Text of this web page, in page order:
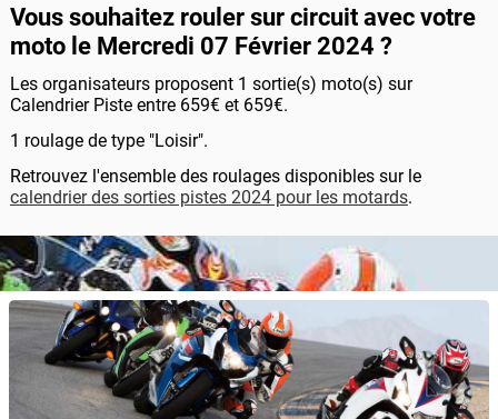
Vous souhaitez rouler sur circuit avec votre
moto le Mercredi 07 Février 2024 ?
Les organisateurs proposent 1 sortie(s) moto(s) sur
Calendrier Piste entre 659€ et 659€.
1 roulage de type "Loisir".
Retrouvez l'ensemble des roulages disponibles sur le
calendrier des sorties pistes 2024 pour les motards.